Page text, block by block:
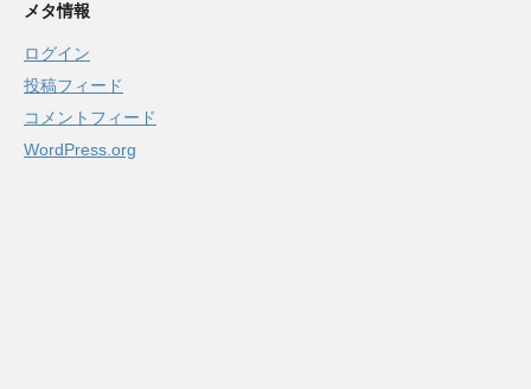
メタ情報
ログイン
投稿フィード
コメントフィード
WordPress.org